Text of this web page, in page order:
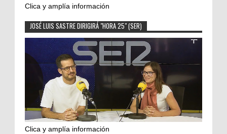
Clica y amplía información
JOSÉ LUIS SASTRE DIRIGIRÁ "HORA 25" (SER)
Clica y amplía información